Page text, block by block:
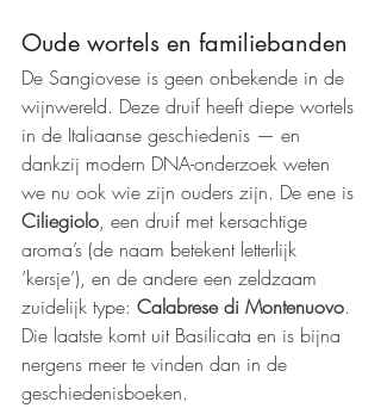
Oude wortels en familiebanden
De Sangiovese is geen onbekende in de
wijnwereld. Deze druif heeft diepe wortels
in de Italiaanse geschiedenis — en
dankzij modern DNA-onderzoek weten
we nu ook wie zijn ouders zijn. De ene is
Ciliegiolo, een druif met kersachtige
aroma’s (de naam betekent letterlijk
‘kersje’), en de andere een zeldzaam
zuidelijk type: Calabrese di Montenuovo.
Die laatste komt uit Basilicata en is bijna
nergens meer te vinden dan in de
geschiedenisboeken.